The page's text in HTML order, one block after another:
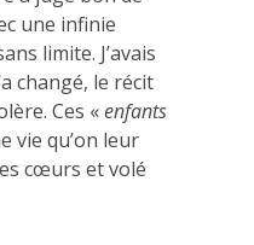
une infinie
limite. J’avais
changé, le récit
Ces «enfants
vie qu’on leur
cœurs et volé